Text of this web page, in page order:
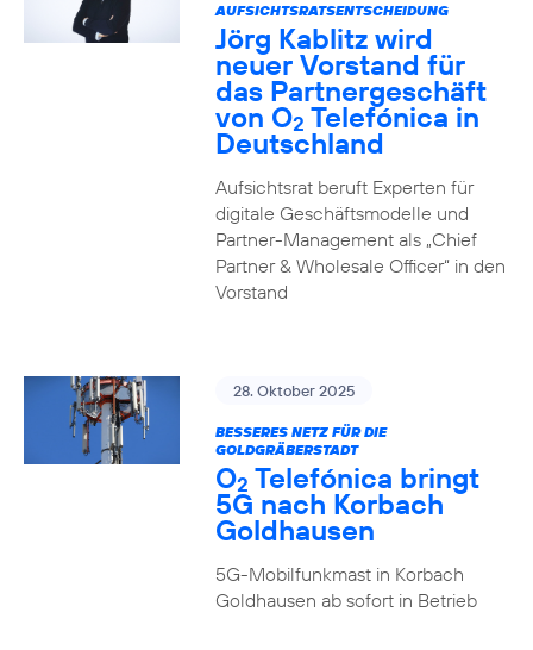
AUFSICHTSRATSENTSCHEIDUNG
Jörg Kablitz wird
neuer Vorstand für
das Partnergeschäft
von O2 Telefónica in
Deutschland
Aufsichtsrat beruft Experten für
digitale Geschäftsmodelle und
Partner-Management als „Chief
Partner & Wholesale Officer“ in den
Vorstand
28. Oktober 2025
BESSERES NETZ FÜR DIE
GOLDGRÄBERSTADT
O2 Telefónica bringt
5G nach Korbach
Goldhausen
5G-Mobilfunkmast in Korbach
Goldhausen ab sofort in Betrieb